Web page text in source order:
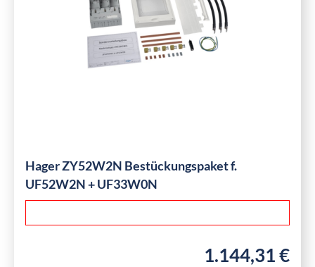
Hager ZY52W2N Bestückungspaket f.
UF52W2N + UF33W0N
Regulärer Preis:
1.144,31 €